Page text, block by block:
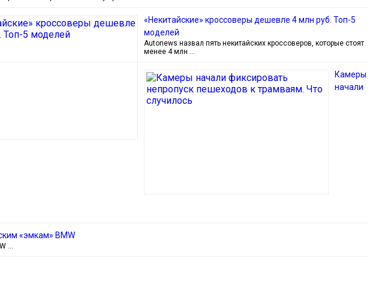
«Некитайские» кроссоверы дешевле 4 млн руб. Топ-5
моделей
Autonews назвал пять некитайских кроссоверов, которые стоят
менее 4 млн …
Камеры
начали
«эмкам» BMW
…